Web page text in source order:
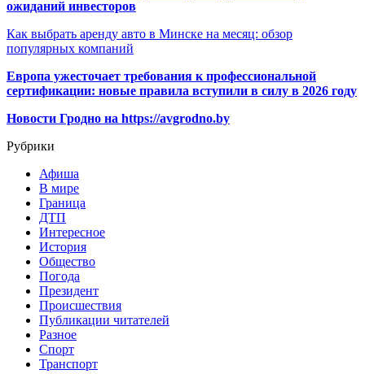
ожиданий инвесторов
Как выбрать аренду авто в Минске на месяц: обзор
популярных компаний
Европа ужесточает требования к профессиональной
сертификации: новые правила вступили в силу в 2026 году
Новости Гродно на https://avgrodno.by
Рубрики
Афиша
В мире
Граница
ДТП
Интересное
История
Общество
Погода
Президент
Происшествия
Публикации читателей
Разное
Спорт
Транспорт